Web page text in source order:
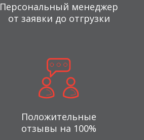
Персональный менеджер
от заявки до отгрузки
Положительные
отзывы на 100%